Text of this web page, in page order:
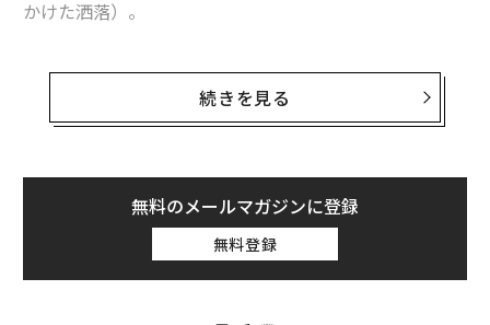
かけた洒落）。
だが実際に、近年、米国の道を走るクルマのカラーリン
グとして最も人気がある色は白だ。オンライン中古車取
引サイトiSeeCars.comが行なった、2000万台以上の中
れた2023年式のクルマのうち、白いクルマは27.6％を占
めている。これは、2004年式のクルマと比較すると、7
7.4％増という急増ぶりだ。
白い色の味気なさにさらに拍車をかけるように、この調
続きを見る
無料のメールマガジンに登録
無料登録